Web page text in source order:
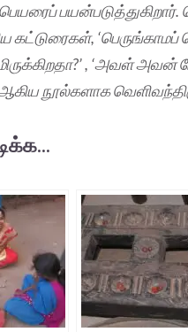
கட்டுரைகள்,
, ‘அவள் அவன்
ஆகிய நூல்களாக